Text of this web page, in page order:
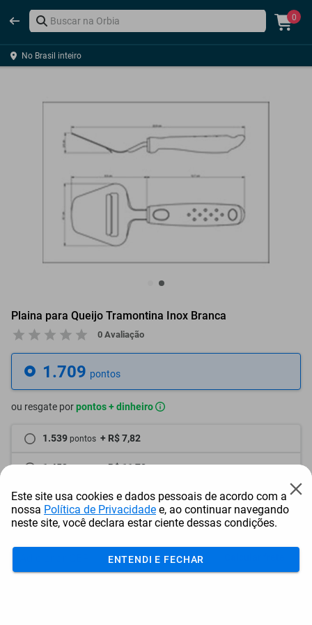
0
No Brasil inteiro
Plaina para Queijo Tramontina Inox Branca
0 Avaliação
1.709 pontos
ou resgate porpontos + dinheiro
1.539 pontos + R$ 7,82
1.453 + R$ 11,78
1.368 pontos + R$ 15,69
Este site usa cookies e dados pessoais de acordo com a
nossa Política de Privacidade e, ao continuar navegando
neste site, você declara estar ciente dessas condições.
ENTENDI E FECHAR